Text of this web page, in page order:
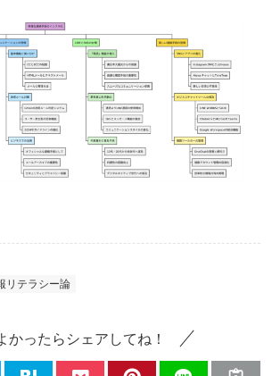
リテラシー論
かったらシェアしてね！